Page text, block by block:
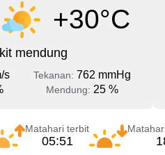
+30°C
mendung
s Tekanan: 762 mmHg
Mendung: 25 %
Matahari terbit
05:51